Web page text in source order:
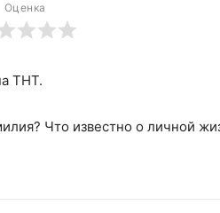
Оценка
ТНТ.
Что известно о личной